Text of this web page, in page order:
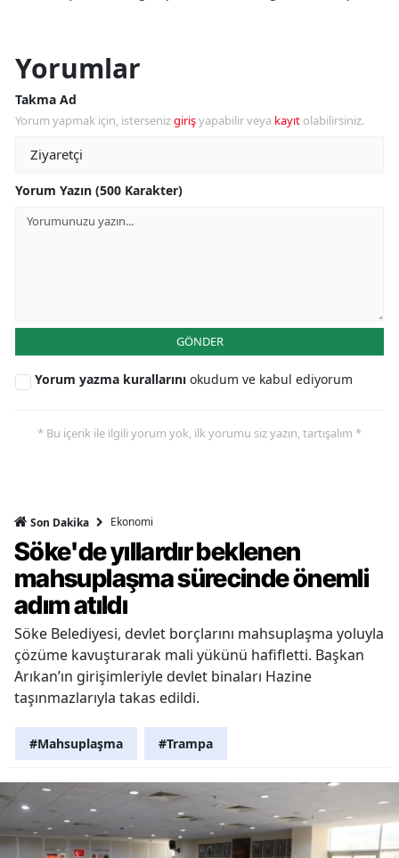
Yorumlar
Takma Ad
Yorum yapmak için, istersenizgirişyapabilir veya kayıt olabilirsiniz.
Yorum Yazın (500 Karakter)
GÖNDER
Yorum yazma kurallarını okudum ve kabul ediyorum
* Bu içerik ile ilgili yorum yok, ilk yorumu siz yazın, tartışalım *
Son Dakika Ekonomi
Söke'de yıllardır beklenen
mahsuplaşma sürecinde önemli
adım atıldı
Söke Belediyesi, devlet borçlarını mahsuplaşma yoluyla
çözüme kavuşturarak mali yükünü hafifletti. Başkan
Arıkan’ın girişimleriyle devlet binaları Hazine
taşınmazlarıyla takas edildi.
#Mahsuplaşma #Trampa